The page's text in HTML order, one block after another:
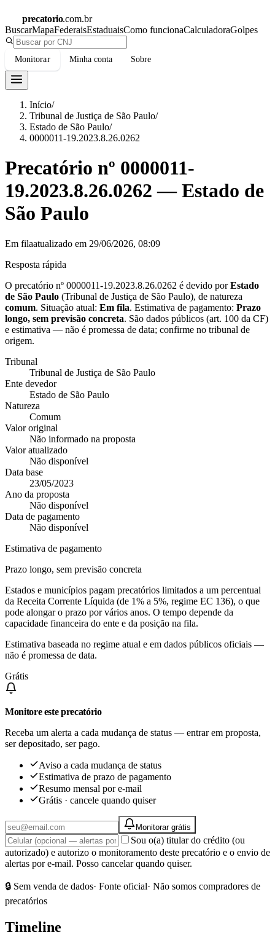
precatorio.com.br
BuscarMapaFederaisEstaduaisComo funcionaCalculadoraGolpes
Monitorar Minha conta Sobre
Início/
Tribunal de Justiça de São Paulo/
Estado de São Paulo/
0000011-19.2023.8.26.0262
Precatório nº 0000011-
19.2023.8.26.0262 —Estado de
São Paulo
Em filaatualizado em 29/06/2026, 08:09
Resposta rápida
O precatório nº 0000011-19.2023.8.26.0262 é devido porEstado
de São Paulo (Tribunal de Justiça de São Paulo), de natureza
comum. Situação atual: Em fila. Estimativa de pagamento: Prazo
longo, sem previsão concreta. São dados públicos (art. 100 da CF)
e estimativa — não é promessa de data; confirme no tribunal de
origem.
Tribunal
Tribunal de Justiça de São Paulo
Ente devedor
Estado de São Paulo
Natureza
Comum
Valor original
Não informado na proposta
Valor atualizado
Não disponível
Data base
23/05/2023
Ano da proposta
Não disponível
Data de pagamento
Não disponível
Estimativa de pagamento
Prazo longo, sem previsão concreta
Estados e municípios pagam precatórios limitados a um percentual
da Receita Corrente Líquida (de 1% a 5%, regime EC 136), o que
pode alongar o prazo por vários anos. O tempo depende da
capacidade financeira do ente e da posição na fila.
Estimativa baseada no regime atual e em dados públicos oficiais —
não é promessa de data.
Grátis
Monitore este precatório
Receba um alerta a cada mudança de status — entrar em proposta,
ser depositado, ser pago.
Aviso a cada mudança de status
Estimativa de prazo de pagamento
Resumo mensal por e-mail
Grátis · cancele quando quiser
Monitorar grátis
Sou o(a) titular do crédito (ou
autorizado) e autorizo o monitoramento deste precatório e o envio de
alertas por e-mail. Posso cancelar quando quiser.
🔒 Sem venda de dados· Fonte oficial· Não somos compradores de
precatórios
Timeline